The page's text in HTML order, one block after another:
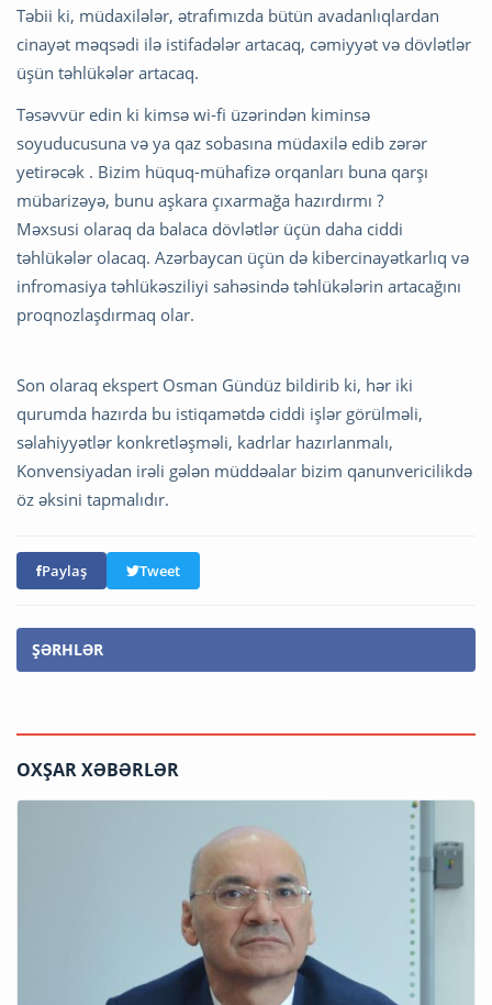
Təbii ki, müdaxilələr, ətrafımızda bütün avadanlıqlardan
cinayət məqsədi ilə istifadələr artacaq, cəmiyyət və dövlətlər
üşün təhlükələr artacaq.
Təsəvvür edin ki kimsə wi-fi üzərindən kiminsə
soyuducusuna və ya qaz sobasına müdaxilə edib zərər
yetirəcək . Bizim hüquq-mühafizə orqanları buna qarşı
mübarizəyə, bunu aşkara çıxarmağa hazırdırmı ?
Məxsusi olaraq da balaca dövlətlər üçün daha ciddi
təhlükələr olacaq. Azərbaycan üçün də kibercinayətkarlıq və
infromasiya təhlükəsziliyi sahəsində təhlükələrin artacağını
proqnozlaşdırmaq olar.
Son olaraq ekspert Osman Gündüz bildirib ki, hər iki
qurumda hazırda bu istiqamətdə ciddi işlər görülməli,
səlahiyyətlər konkretləşməli, kadrlar hazırlanmalı,
Konvensiyadan irəli gələn müddəalar bizim qanunvericilikdə
öz əksini tapmalıdır.
Paylaş Tweet
ŞƏRHLƏR
OXŞAR XƏBƏRLƏR